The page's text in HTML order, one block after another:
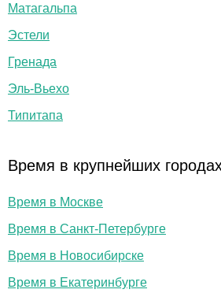
Матагальпа
Эстели
Гренада
Эль-Вьехо
Типитапа
Время в крупнейших
Время в Москве
Время в Санкт-Петербурге
Время в Новосибирске
Время в Екатеринбурге